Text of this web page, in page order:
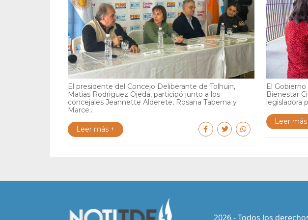
El presidente del Concejo Deliberante de Tolhuin,
Matias Rodriguez Ojeda, participó junto a los
concejales Jeannette Alderete, Rosana Taberna y
Marce...
Leer más +
El
Bienestar
legisladora
Leer más
2026 - Todos los